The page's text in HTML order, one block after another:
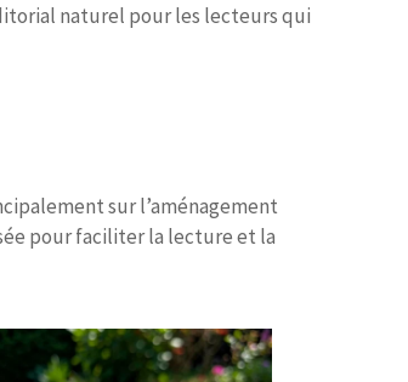
naturel pour les lecteurs qui
sur l’aménagement
pour faciliter la lecture et la